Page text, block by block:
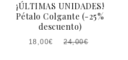
¡ÚLTIMAS UNIDADES!
Pétalo Colgante (-25%
descuento)
24,00€
EL
18,00€